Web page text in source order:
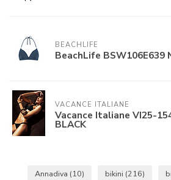
BEACHLIFE
BeachLife BSW106E639
VACANCE ITALIANE
Vacance Italiane VI25-
BLACK
Annadiva (10) bikini (216)